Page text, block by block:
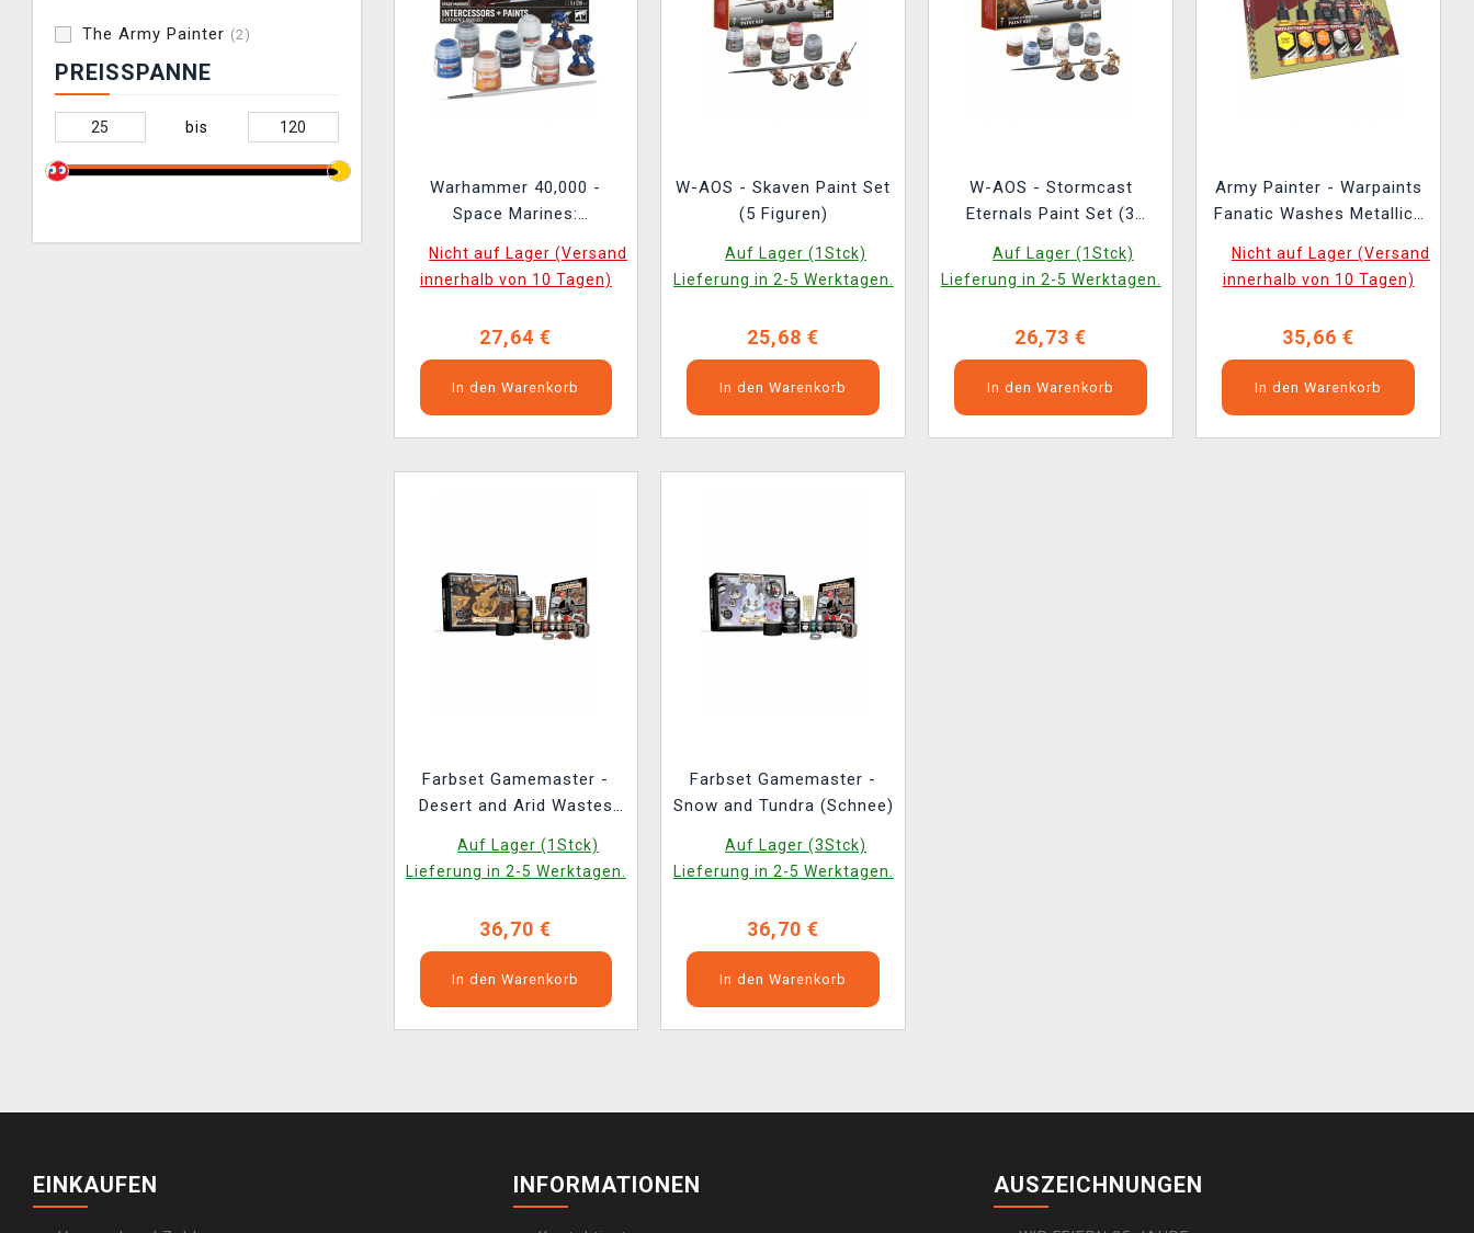
The Army Painter (2)
PREISSPANNE
bis
Warhammer 40,000 -
Space Marines:
Nicht auf Lager (Versand
innerhalb von 10 Tagen)
27,64 €
In den Warenkorb
W-AOS - Skaven Paint Set
(5 Figuren)
Auf Lager (1Stck)
Lieferung in 2-5 Werktagen.
25,68 €
In den Warenkorb
W-AOS - Stormcast
Eternals Paint Set (3
Auf Lager (1Stck)
Lieferung in 2-5 Werktagen.
26,73 €
In den Warenkorb
Army Painter - Warpaints
Fanatic Washes Metallics
Nicht auf Lager (Versand
innerhalb von 10 Tagen)
35,66 €
In den Warenkorb
Farbset Gamemaster -
Desert and Arid Wastes
Auf Lager (1Stck)
Lieferung in 2-5 Werktagen.
36,70 €
In den Warenkorb
Farbset Gamemaster -
Snow and Tundra (Schnee)
Auf Lager (3Stck)
Lieferung in 2-5 Werktagen.
36,70 €
In den Warenkorb
EINKAUFEN INFORMATIONEN AUSZEICHNUNGEN